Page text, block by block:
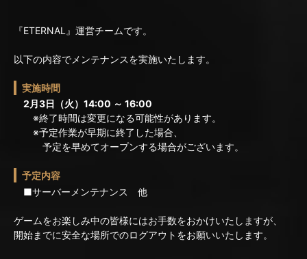
『ETERNAL』運営チームです。
以下の内容でメンテナンスを実施いたします。
実施時間
2月3日（火）14:00 ～ 16:00
※終了時間は変更になる可能性があります。
※予定作業が早期に終了した場合、
予定を早めてオープンする場合がございます。
予定内容
■サーバーメンテナンス 他
ゲームをお楽しみ中の皆様にはお手数をおかけいたしますが、
開始までに安全な場所でのログアウトをお願いいたします。